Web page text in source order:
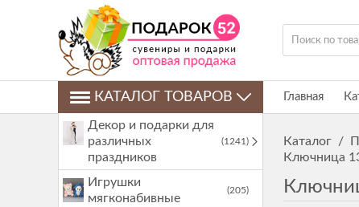
КАТАЛОГ ТОВАРОВ
Декор и подарки для
различных
праздников
(1241)
Игрушки
мягконабивные
(205)
Главная
Каталог /
Ключница